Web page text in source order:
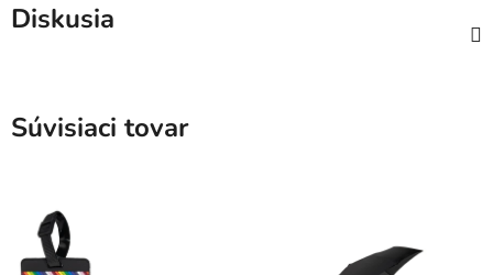
Diskusia
Súvisiaci tovar